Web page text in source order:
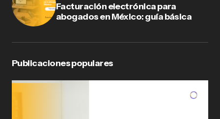
Facturación electrónica para
abogados en México: guía básica
Publicaciones populares